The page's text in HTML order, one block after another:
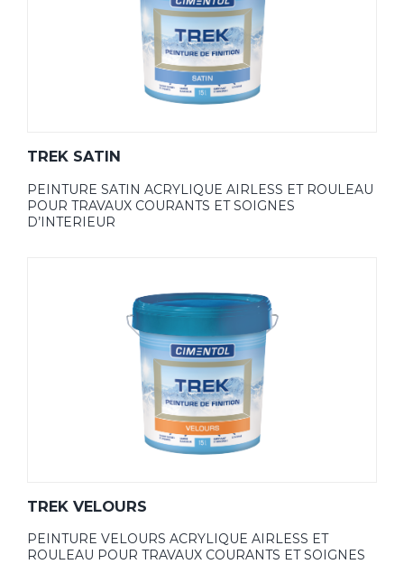
TREK SATIN
PEINTURE SATIN ACRYLIQUE AIRLESS ET ROULEAU
POUR TRAVAUX COURANTS ET SOIGNES
D’INTERIEUR
TREK VELOURS
PEINTURE VELOURS ACRYLIQUE AIRLESS ET
ROULEAU POUR TRAVAUX COURANTS ET SOIGNES